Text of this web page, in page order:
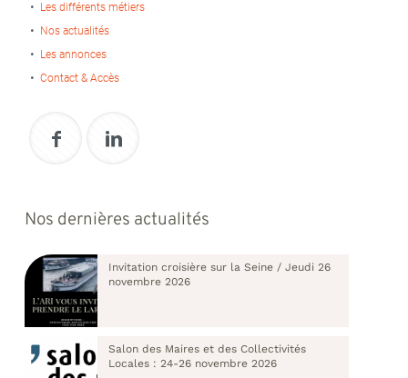
Les différents métiers
Nos actualités
Les annonces
Contact & Accès
Nos dernières actualités
Invitation croisière sur la Seine / Jeudi 26
novembre 2026
Salon des Maires et des Collectivités
Locales : 24-26 novembre 2026